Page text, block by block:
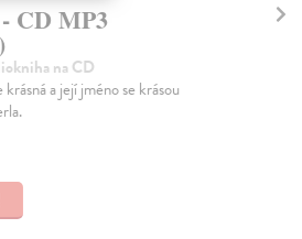
audiokniha
sedmnáctileté Perly Sch.) -
sedmnáctileté dívky odeslané...